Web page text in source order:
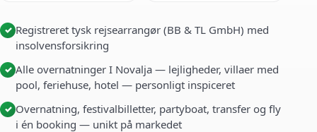
✓ Registreret tysk rejsearrangør (BB & TL GmbH) med
insolvensforsikring
✓ Alle overnatninger I Novalja — lejligheder, villaer med
pool, feriehuse, hotel — personligt inspiceret
✓ Overnatning, festivalbilletter, partyboat, transfer og fly
i én booking — unikt på markedet